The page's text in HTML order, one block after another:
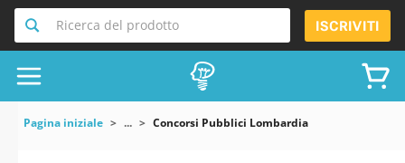
Ricerca del prodotto ISCRIVITI
Pagina iniziale ... Concorsi Pubblici Lombardia